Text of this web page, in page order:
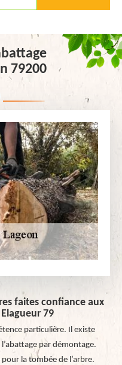
79200
faites confiance aux
79
particulière. Il existe
par démontage.
pour la tombée de l’arbre.